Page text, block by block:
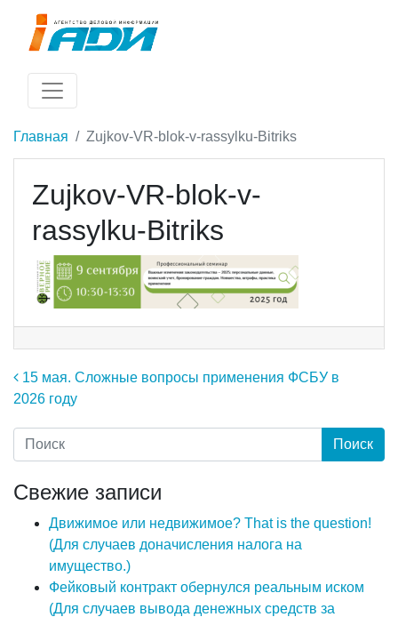
Главная Zujkov-VR-blok-v-rassylku-Bitriks
Zujkov-VR-blok-v-
rassylku-Bitriks
Навигация по записям
15 мая. Сложные вопросы применения ФСБУ в
2026 году
Свежие записи
Движимое или недвижимое? That is the question!
(Для случаев доначисления налога на
имущество.)
Фейковый контракт обернулся реальным иском
(Для случаев вывода денежных средств за